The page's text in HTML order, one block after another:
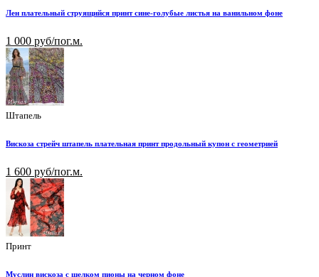
Лен плательный струящийся принт сине-голубые листья на ванильном фоне
1 000 руб/пог.м.
Штапель
Вискоза стрейч штапель плательная принт продольный купон с геометрией
1 600 руб/пог.м.
Принт
Муслин вискоза с шелком пионы на черном фоне